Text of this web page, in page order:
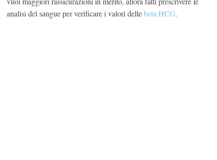
analisi del sangue per verificare i valori dellebeta HCG.